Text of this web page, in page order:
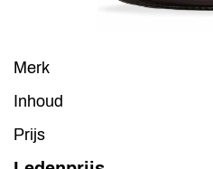
Merk
Inhoud
Prijs